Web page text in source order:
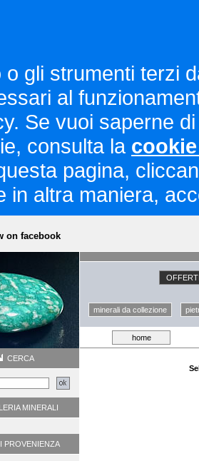
o gli strumenti terzi
al
Se vuoi saperne
consulta la
pagina,
in altra maniera,
on facebook
minerali da collezione
home
CERCA
MINERALI
PROVENIENZA